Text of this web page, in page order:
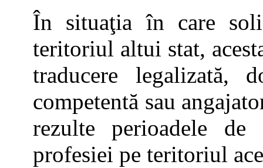
În situaţia în care
teritoriul altui stat,
traducere legalizată,
competentă sau
rezulte perioadele
profesiei pe teritoriul